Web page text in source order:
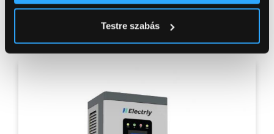
Testre szabás
Részletek